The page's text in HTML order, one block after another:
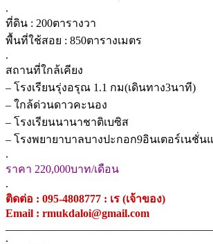
.
ที่ดิน : 200ตารางวา
พื้นที่ใช้สอย : 850ตารางเมตร
.
สถานที่ใกล้เคียง
– โรงเรียนรุ่งอรุณ 1.1 กม(เดินทาง3นาที)
– ใกล้ด่วนดาวคะนอง
– โรงเรียนนานาชาติเบซิส
– โรงพยายาบาลบางปะกอก9อินเตอร์เนชั่น
.
ราคา 220,000บาท/เดือน
.
ติดต่อ : 095-4808777 : เร (เจ้าของ)
Email : rmukdaloi@gmail.com
.